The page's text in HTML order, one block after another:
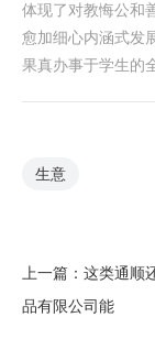
体现了对教悔公和
愈加细心内涵式发
果真办事于学生的
生意
上一篇： 这类通顺
品有限公司能